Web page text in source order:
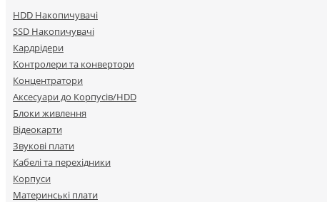
HDD Накопичувачі
SSD Накопичувачі
Кардрідери
Контролери та конвертори
Концентратори
Аксесуари до Корпусів/HDD
Блоки живлення
Відеокарти
Звукові плати
Кабелі та перехідники
Корпуси
Материнські плати